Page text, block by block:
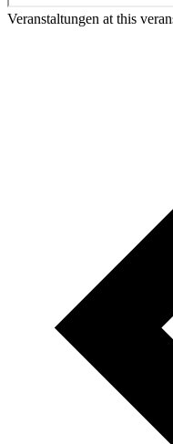
Veranstaltungen at this